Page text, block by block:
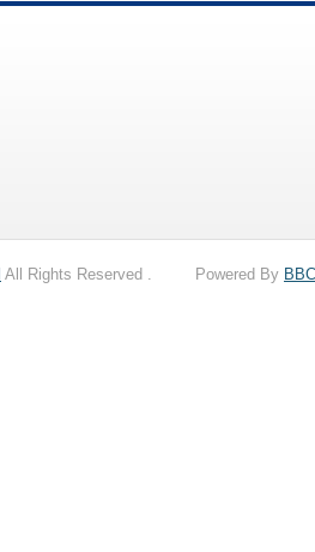
All Rights Reserved . Powered By